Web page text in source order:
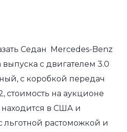
Седан Mercedes-Benz
выпуска с двигателем 3.0
с коробкой передач
стоимость на аукционе
в США и
льготной растоможкой и